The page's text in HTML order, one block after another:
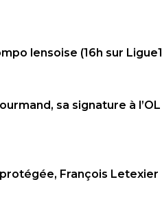
lensoise (16h sur
sa signature à l’OL
protégée, François Letexier